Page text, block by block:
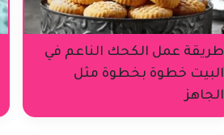
طريقة عمل الكحك الناعم في
البيت خطوة بخطوة مثل
الجاهز